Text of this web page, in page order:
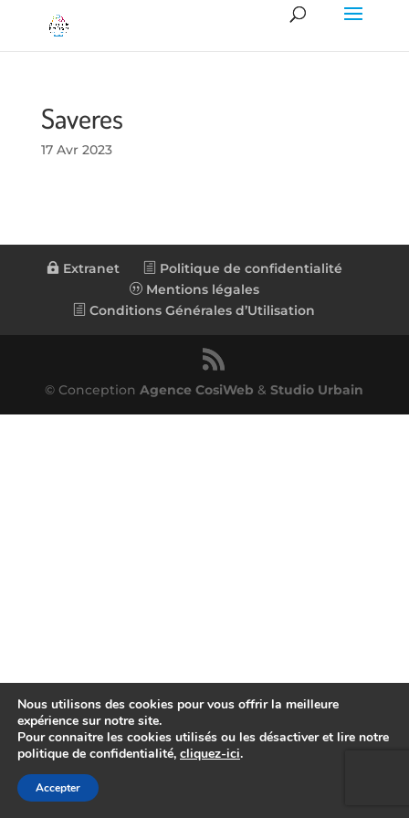
Saveres
17 Avr 2023
Extranet
Politique de confidentialité
Mentions légales
Conditions Générales d’Utilisation
© ConceptionAgence CosiWeb &Studio Urbain
Nous utilisons des cookies pour vous offrir la meilleure
expérience sur notre site.
Pour connaitre les cookies utilisés ou les désactiver et lire notre
politique de confidentialité, cliquez-ici.
Accepter